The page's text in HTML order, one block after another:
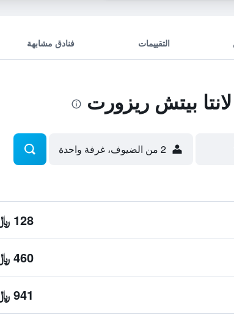
التقييمات فنادق مشابهة
بيتش ريزورت
2 من الضيوف، غرفة واحدة
128 ﷼
460 ﷼
941 ﷼